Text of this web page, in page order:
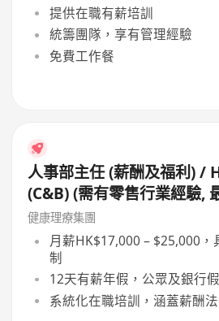
提供在職有薪培訓
統籌團隊，享有管理經驗
免費工作餐
人事部主任 (薪酬及福利) /
(C&B) (需有零售行業經驗,
前線分店員工薪酬, 如有佣
健康理療集團
月薪HK$17,000 – $25,000
制
12天有薪年假，公眾及銀行
系統化在職培訓，涵蓋薪酬